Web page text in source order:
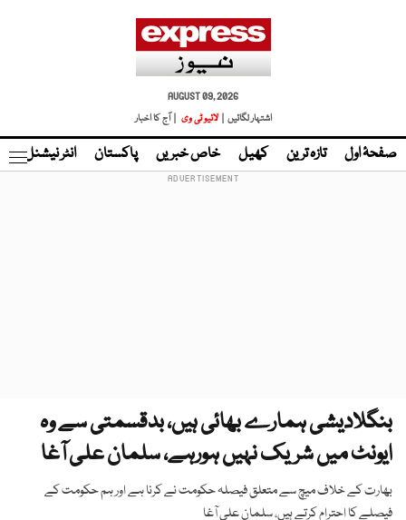
AUGUST 09, 2026
اشتہار لگائیں |
لائیو ٹی وی | آج کا اخبار
صفحۂ اول تازہ ترین کھیل خاص خبریں پاکستان انٹر نیشنل
بنگلادیشی ہمارے بھائی ہیں، بدقسمتی سے وہ
ایونٹ میں شریک نہیں ہورہے، سلمان علی آغا
بھارت کے خلاف میچ سے متعلق فیصلہ حکومت نے کرنا ہے اور ہم حکومت کے
فیصلے کا احترام کرتے ہیں، سلمان علی آغا